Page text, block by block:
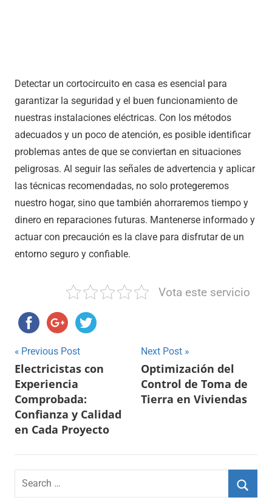
Detectar un cortocircuito en casa es esencial para
garantizar la seguridad y el buen funcionamiento de
nuestras instalaciones eléctricas. Con los métodos
adecuados y un poco de atención, es posible identificar
problemas antes de que se conviertan en situaciones
peligrosas. Al seguir las señales de advertencia y aplicar
las técnicas recomendadas, no solo protegeremos
nuestro hogar, sino que también ahorraremos tiempo y
dinero en reparaciones futuras. Mantenerse informado y
actuar con precaución es la clave para disfrutar de un
entorno seguro y confiable.
Vota este servicio
Navegación
de
entradas
Previous Post
Electricistas con
Experiencia
Comprobada:
Confianza y Calidad
en Cada Proyecto
Next Post
Optimización del
Control de Toma de
Tierra en Viviendas
Search
for: